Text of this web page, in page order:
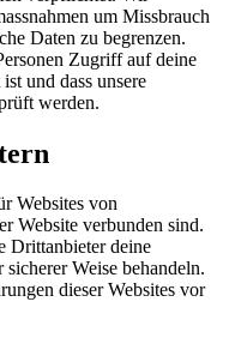
um Missbrauch
Daten zu begrenzen.
Zugriff auf deine
und dass unsere
werden.
Websites von
Website verbunden sind.
Drittanbieter deine
Weise behandeln.
dieser Websites vor